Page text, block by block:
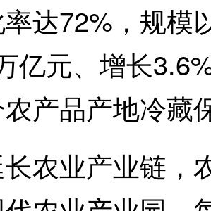
达72%，规模
亿元、增长
产品产地冷藏
业产业链，